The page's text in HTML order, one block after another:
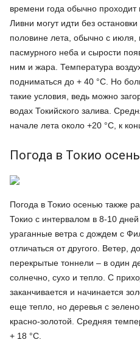
времени года обычно
Ливни могут идти без
половине лета, обычно с июля,
пасмурного неба и сырости
ним и жара. Температура
подниматься до + 40 °C. Но
такие условия, ведь можно
водах Токийского залива.
начале лета около +20 °C, к
Погода в Токио
Погода в Токио осенью также
Токио с интервалом в 8-10
ураганные ветра с дождем с
отличаться от другого. Ветер,
перекрытые тоннели – в один
солнечно, сухо и тепло. С
заканчивается и начинается
еще тепло, но деревья с
красно-золотой. Средняя
+ 18 °C.